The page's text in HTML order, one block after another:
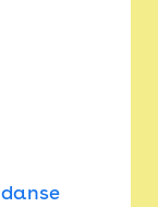
danse